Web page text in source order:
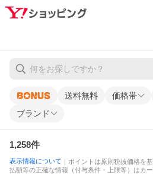
送料無料 価格帯
ブランド
1,258件
表示情報について ｜ポイントは原則税抜価格を
払額等の正確な情報（付与条件・上限等）はカ